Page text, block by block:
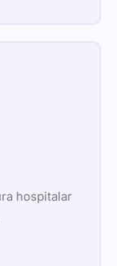
hospitalar